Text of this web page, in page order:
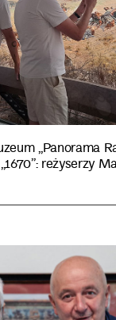
„Panorama
reżyserzy